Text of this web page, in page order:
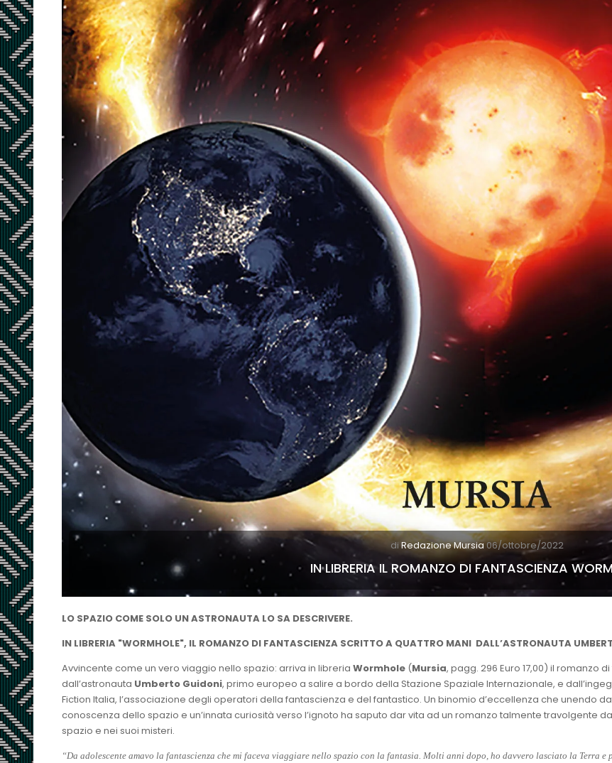
diRedazione Mursia06/ottobre/2022
IN LIBRERIA IL ROMANZO DI FANTASCIENZA
LO SPAZIO COME SOLO UN ASTRONAUTA LO SA DESCRIVERE.
IN LIBRERIA "WORMHOLE", IL ROMANZO DI FANTASCIENZA SCRITTO A QUATTRO MANI DALL’ASTRONAUTA
Avvincente come un vero viaggio nello spazio: arriva in libreria Wormhole (Mursia, pagg. 296 Euro 17,00) il romanzo
dall’astronauta Umberto Guidoni, primo europeo a salire a bordo della Stazione Spaziale Internazionale, e
Fiction Italia, l’associazione degli operatori della fantascienza e del fantastico. Un binomio d’eccellenza che unendo
conoscenza dello spazio e un’innata curiosità verso l’ignoto ha saputo dar vita ad un romanzo talmente travolgente
spazio e nei suoi misteri.
“Da adolescente amavo la fantascienza che mi faceva viaggiare nello spazio con la fantasia. Molti anni dopo, ho davvero lasciato la Terra